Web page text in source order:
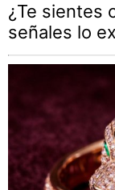
¿Te sientes
señales lo